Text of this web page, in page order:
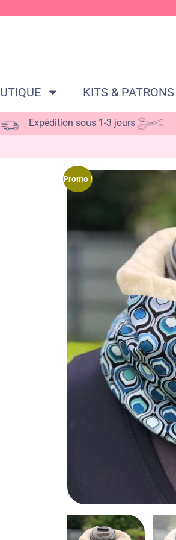
KITS & PATRONS
Expédition sous 1-3 jours
Promo !